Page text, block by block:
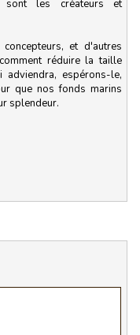
les créateurs et
et d'autres
réduire la taille
espérons-le,
que nos fonds marins
splendeur.